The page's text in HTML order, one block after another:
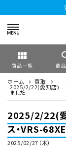
view_module
商品一覧 商
ホーム 買取
2025/2/22(愛知店) サ
ました
2025/2/22(愛
ス・VRS-
2025/02/27（木）